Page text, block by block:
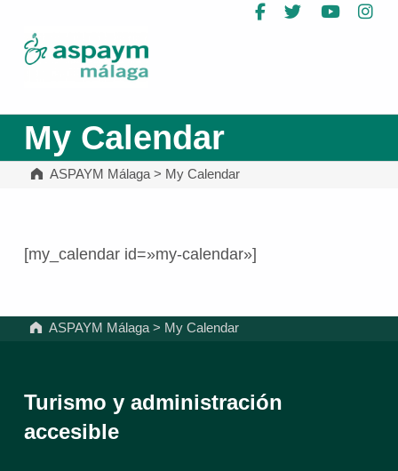
Facebook
Twitter
My Calendar
ASPAYM Málaga> My Calendar
[my_calendar id=»my-calendar»]
ASPAYM Málaga > My Calendar
Turismo y administración
accesible